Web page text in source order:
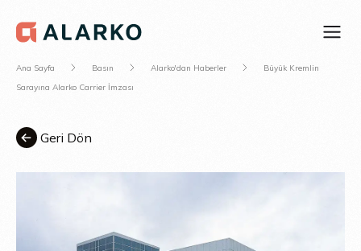
Ana Sayfa Basın Alarko'dan Haberler
Büyük Kremlin
Sarayına Alarko Carrier İmzası
Geri Dön